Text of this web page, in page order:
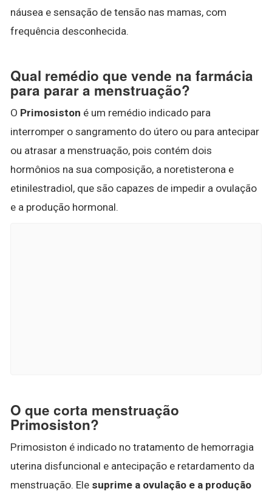
náusea e sensação de tensão nas mamas, com
frequência desconhecida.
Qual remédio que vende na farmácia
para parar a menstruação?
O Primosiston é um remédio indicado para
interromper o sangramento do útero ou para antecipar
ou atrasar a menstruação, pois contém dois
hormônios na sua composição, a noretisterona e
etinilestradiol, que são capazes de impedir a ovulação
e a produção hormonal.
O que corta menstruação
Primosiston?
Primosiston é indicado no tratamento de hemorragia
uterina disfuncional e antecipação e retardamento da
menstruação. Ele suprime a ovulação e a produção